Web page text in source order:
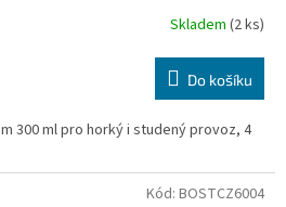
Skladem (2 ks)
Do košíku
300 ml pro horký i studený provoz, 4
Kód: BOSTCZ6004